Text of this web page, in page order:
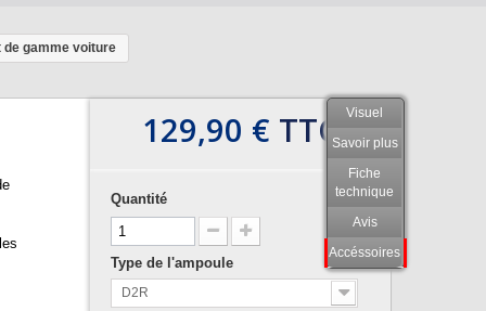
de gamme voiture
Visuel
Savoir plus
Fiche
technique
Avis
Accéssoires
129,90 € TTC
Quantité
Type de l'ampoule
D2R